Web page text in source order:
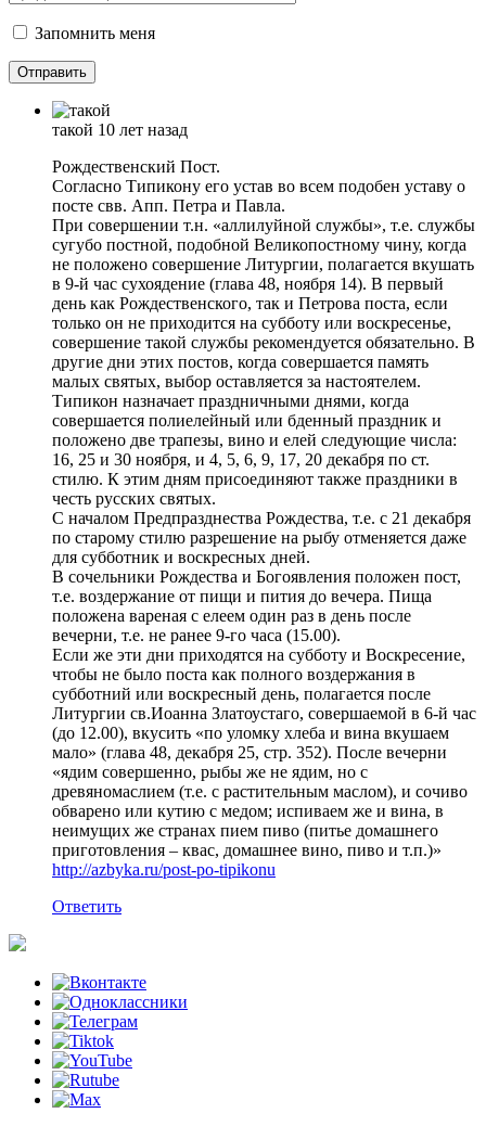
Запомнить меня
такой 10 лет назад
Рождественский Пост.
Согласно Типикону его устав во всем подобен уставу о
посте свв. Апп. Петра и Павла.
При совершении т.н. «аллилуйной службы», т.е. службы
сугубо постной, подобной Великопостному чину, когда
не положено совершение Литургии, полагается вкушать
в 9-й час сухоядение (глава 48, ноября 14). В первый
день как Рождественского, так и Петрова поста, если
только он не приходится на субботу или воскресенье,
совершение такой службы рекомендуется обязательно. В
другие дни этих постов, когда совершается память
малых святых, выбор оставляется за настоятелем.
Типикон назначает праздничными днями, когда
совершается полиелейный или бденный праздник и
положено две трапезы, вино и елей следующие числа:
16, 25 и 30 ноября, и 4, 5, 6, 9, 17, 20 декабря по ст.
стилю. К этим дням присоединяют также праздники в
честь русских святых.
С началом Предпразднества Рождества, т.е. с 21 декабря
по старому стилю разрешение на рыбу отменяется даже
для субботник и воскресных дней.
В сочельники Рождества и Богоявления положен пост,
т.е. воздержание от пищи и пития до вечера. Пища
положена вареная с елеем один раз в день после
вечерни, т.е. не ранее 9-го часа (15.00).
Если же эти дни приходятся на субботу и Воскресение,
чтобы не было поста как полного воздержания в
субботний или воскресный день, полагается после
Литургии св.Иоанна Златоустаго, совершаемой в 6-й час
(до 12.00), вкусить «по уломку хлеба и вина вкушаем
мало» (глава 48, декабря 25, стр. 352). После вечерни
«ядим совершенно, рыбы же не ядим, но с
древяномаслием (т.е. с растительным маслом), и сочиво
обварено или кутию с медом; испиваем же и вина, в
неимущих же странах пием пиво (питье домашнего
приготовления – квас, домашнее вино, пиво и т.п.)»
http://azbyka.ru/post-po-tipikonu
Ответить